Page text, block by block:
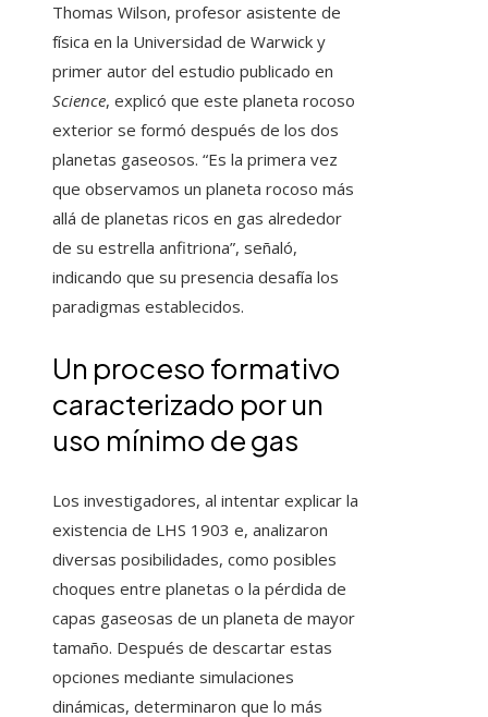
Thomas Wilson, profesor asistente de
física en la Universidad de Warwick y
primer autor del estudio publicado en
Science, explicó que este planeta rocoso
exterior se formó después de los dos
planetas gaseosos. “Es la primera vez
que observamos un planeta rocoso más
allá de planetas ricos en gas alrededor
de su estrella anfitriona”, señaló,
indicando que su presencia desafía los
paradigmas establecidos.
Un proceso formativo
caracterizado por un
uso mínimo de gas
Los investigadores, al intentar explicar la
existencia de LHS 1903 e, analizaron
diversas posibilidades, como posibles
choques entre planetas o la pérdida de
capas gaseosas de un planeta de mayor
tamaño. Después de descartar estas
opciones mediante simulaciones
dinámicas, determinaron que lo más